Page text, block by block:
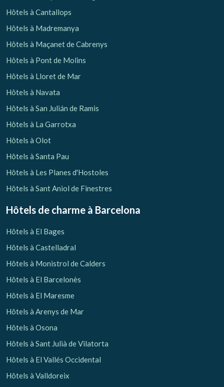
Hôtels à Cantallops
Hôtels à Madremanya
Hôtels à Maçanet de Cabrenys
Hôtels à Pont de Molins
Hôtels à Lloret de Mar
Hôtels à Navata
Hôtels à San Julián de Ramis
Hôtels à La Garrotxa
Hôtels à Olot
Hôtels à Santa Pau
Hôtels à Les Planes d'Hostoles
Hôtels à Sant Aniol de Finestres
Hôtels de charme à Barcelona
Hôtels à El Bages
Hôtels à Castelladral
Hôtels à Monistrol de Calders
Hôtels à El Barcelonès
Hôtels à El Maresme
Hôtels à Arenys de Mar
Hôtels à Osona
Hôtels à Sant Julià de Vilatorta
Hôtels à El Vallés Occidental
Hôtels à Valldoreix